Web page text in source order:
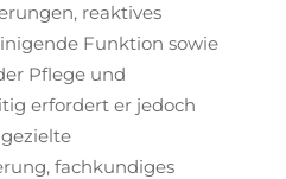
reaktives
Funktion sowie
Pflege und
erfordert er jedoch
fachkundiges